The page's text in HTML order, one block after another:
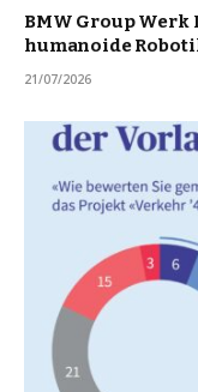
BMW Group
humanoide
21/07/2026